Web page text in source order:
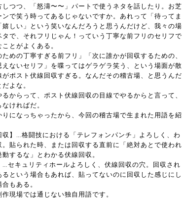
しつつ、「怒濤〜〜」パートで使うネタを話したり。お芝
で笑う時ってあるじゃないですか。あれって「待ってま
嬉しい」という笑いなんだろうと思うんだけど、我々の場
で、それフリじゃん！っていう丁寧な前フリのセリフで
とがよくある。
ための丁寧すぎる前フリ」「次に誰かが回収するための、
えないセリフ」を喋ってはゲラゲラ笑う、という場面が散
がポスト伏線回収すぎる。なんだその稽古場、と思うんだ
よな。
からって、ポスト伏線回収の目線でやるからと言って、
ければだ。
になっちゃったから、今回の稽古場で生まれた用語を紹
収】…格闘技における「テレフォンパンチ」よろしく、わ
貼られた時、または回収する直前に「絶対あとで使われ
するな」とわかる伏線回収。
…セキュリティホールよろしく、伏線回収の穴。回収され
という場合もあれば、貼ってないのに回収した感じにし
もある。
現場では通じない独自用語です。